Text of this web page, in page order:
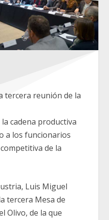
tercera reunión de la
cadena productiva
a los funcionarios
de la
Luis Miguel
tercera Mesa de
Olivo, de la que